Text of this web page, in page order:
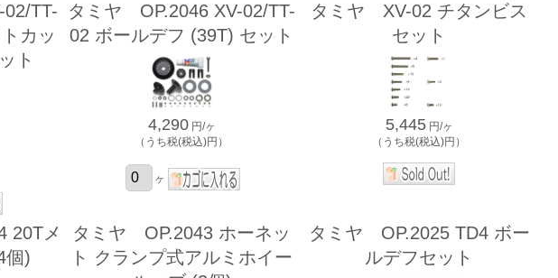
TT-
カッ
ト
タミヤ OP.2046 XV-02/TT-
02 ボールデフ (39T) セット
4,290 円/ヶ
（うち税(税込)円）
ヶ
タミヤ XV-02 チタンビス
セット
5,445 円/ヶ
（うち税(税込)円）
20Tメ
個)
タミヤ OP.2043 ホーネッ
ト クランプ式アルミホイー
タミヤ OP.2025 TD4 ボー
ルデフセット